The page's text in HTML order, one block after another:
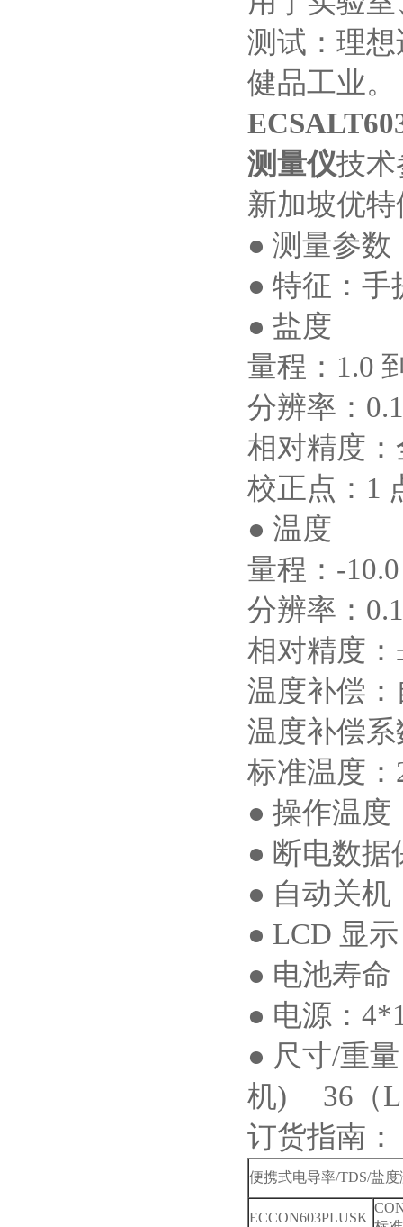
测试：理
健品工业。
测量仪技术
新加坡优
● 测量参数
● 特征：手
● 盐度
量程： 1.0
分辨率：
相对精度
校正点： 1
● 温度
量程： -
分辨率：
相对精度：
温度补偿：
温度补偿系
标准温度：
● 操作温度
● 断电数据
● 自动关机
● LCD 显
● 电池寿命
● 电源：
● 尺寸/重
机) 36 （L
订货指南：
便携式电导率/TDS/盐度
ECCON603PLUSK